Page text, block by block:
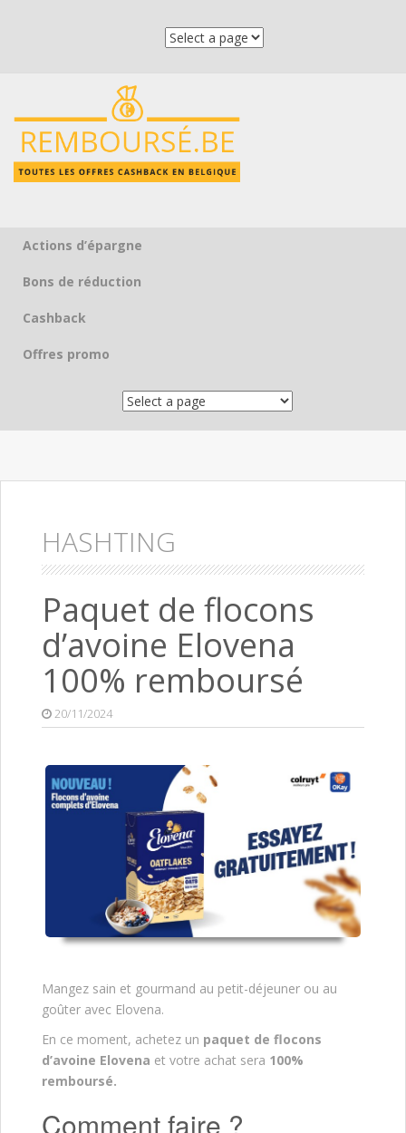
Skip to content
Actions d’épargne
Bons de réduction
Cashback
Offres promo
HASHTING
Paquet de flocons
d’avoine Elovena
100% remboursé
20/11/2024
Mangez sain et gourmand au petit-déjeuner ou au
goûter avec Elovena.
En ce moment, achetez un paquet de flocons
d’avoine Elovena et votre achat sera 100%
remboursé.
Comment faire ?